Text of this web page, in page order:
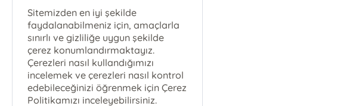
Sitemizden en iyi şekilde
faydalanabilmeniz için, amaçlarla
sınırlı ve gizliliğe uygun şekilde
çerez konumlandırmaktayız.
Çerezleri nasıl kullandığımızı
incelemek ve çerezleri nasıl kontrol
edebileceğinizi öğrenmek için Çerez
Politikamızı inceleyebilirsiniz.